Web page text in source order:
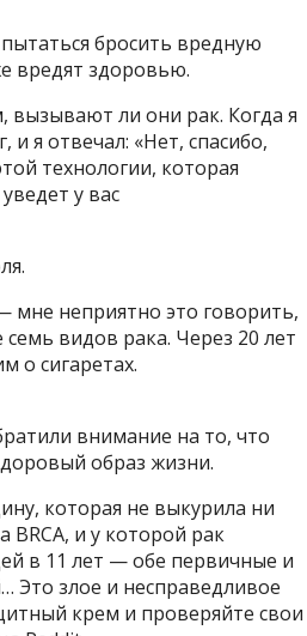
бросить вредную
вредят здоровью.
ли они рак. Когда я
я отвечал: «Нет, спасибо,
технологии, которая
у вас
мне неприятно это говорить,
видов рака. Через 20 лет
о сигаретах.
внимание на то, что
образ жизни.
которая не выкурила ни
BRCA, и у которой рак
в 11 лет — обе первичные и
Это злое и несправедливое
крем и проверяйте свои